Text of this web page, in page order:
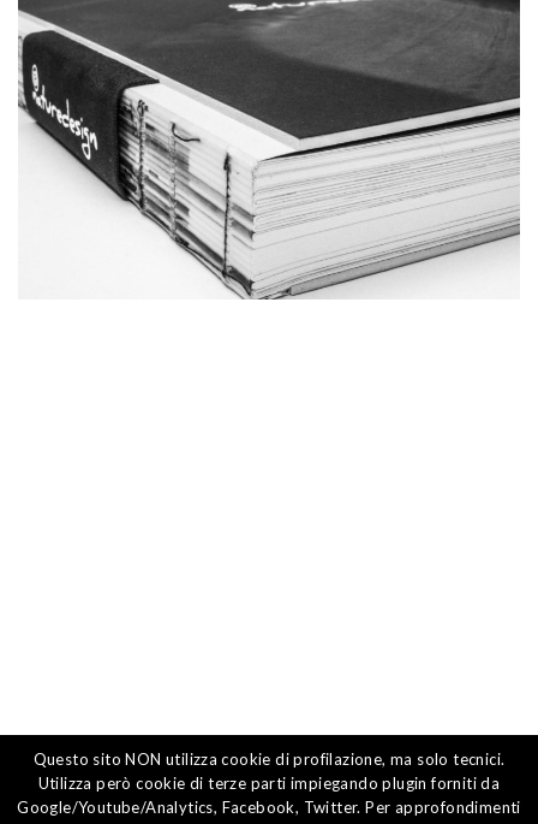
© 2018-2019 OPERO SRL | AGENZIA DI STAMPA |
P.IVA: 03379440237 |PRIVACY POLICY|
Questo sito NON utilizza cookie di profilazione, ma solo tecnici.
Utilizza però cookie di terze parti impiegando plugin forniti da
Google/Youtube/Analytics, Facebook, Twitter. Per approfondimenti